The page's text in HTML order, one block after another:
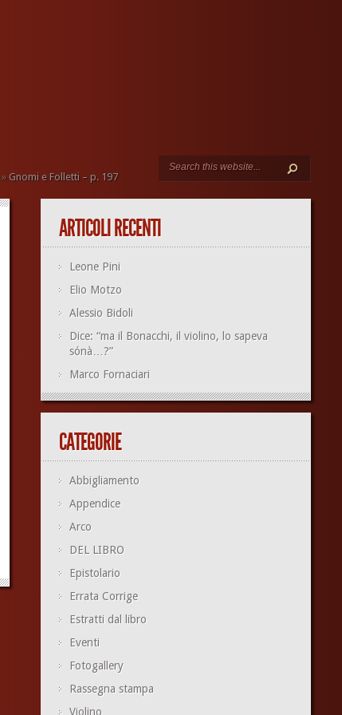
» Gnomi e Folletti – p. 197
ARTICOLI RECENTI
Leone Pini
Elio Motzo
Alessio Bidoli
Dice: “ma il Bonacchi, il violino, lo sapeva
sónà…?”
Marco Fornaciari
CATEGORIE
Abbigliamento
Appendice
Arco
DEL LIBRO
Epistolario
Errata Corrige
Estratti dal libro
Eventi
Fotogallery
Rassegna stampa
Violino